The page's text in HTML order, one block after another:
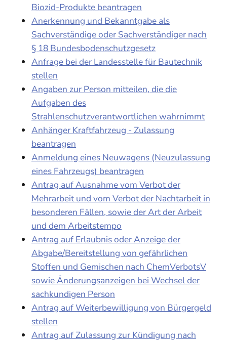
Biozid-Produkte beantragen
Anerkennung und Bekanntgabe als
Sachverständige oder Sachverständiger nach
§ 18 Bundesbodenschutzgesetz
Anfrage bei der Landesstelle für Bautechnik
stellen
Angaben zur Person mitteilen, die die
Aufgaben des
Strahlenschutzverantwortlichen wahrnimmt
Anhänger Kraftfahrzeug - Zulassung
beantragen
Anmeldung eines Neuwagens (Neuzulassung
eines Fahrzeugs) beantragen
Antrag auf Ausnahme vom Verbot der
Mehrarbeit und vom Verbot der Nachtarbeit in
besonderen Fällen, sowie der Art der Arbeit
und dem Arbeitstempo
Antrag auf Erlaubnis oder Anzeige der
Abgabe/Bereitstellung von gefährlichen
Stoffen und Gemischen nach ChemVerbotsV
sowie Änderungsanzeigen bei Wechsel der
sachkundigen Person
Antrag auf Weiterbewilligung von Bürgergeld
stellen
Antrag auf Zulassung zur Kündigung nach